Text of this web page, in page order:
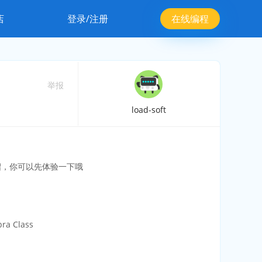
登录/注册 在线编程
举报
load-soft
你可以先体验一下哦
Class